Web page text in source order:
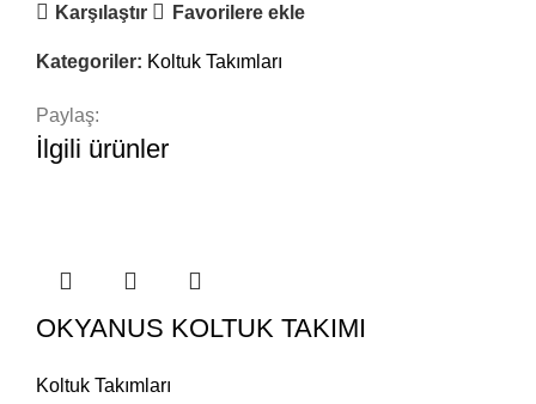
Karşılaştır Favorilere ekle
Kategoriler: Koltuk Takımları
Paylaş:
İlgili ürünler
OKYANUS KOLTUK TAKIMI
Koltuk Takımları